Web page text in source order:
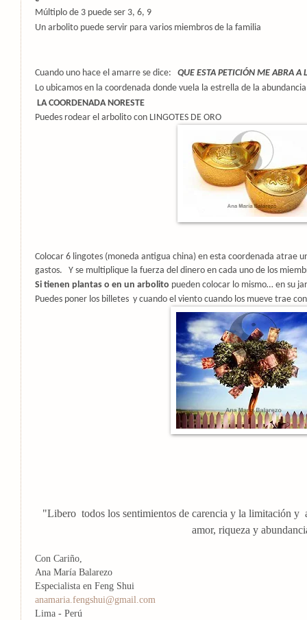
Múltiplo de 3 puede ser 3, 6, 9
Un arbolito puede servir para varios miembros de la familia
Cuando uno hace el amarre se dice:
QUE ESTA PETICIÓN ME ABRA A
Lo ubicamos en la coordenada donde vuela la estrella de la
LA COORDENADA NORESTE
Puedes rodear el arbolito con LINGOTES DE ORO
Colocar 6 lingotes (moneda antigua china) en esta coordenada atrae
gastos. Y se multiplique la fuerza del dinero en cada uno de los
Si tienen plantas o en un arbolito pueden colocar lo mismo… en su
Puedes poner los billetes y cuando el viento cuando los mueve trae
"Libero todos los sentimientos de carencia y la limitación y
amor, riqueza y
Con Cariño,
Ana María Balarezo
Especialista en Feng Shui
anamaria.fengshui@gmail.com
Lima - Perú